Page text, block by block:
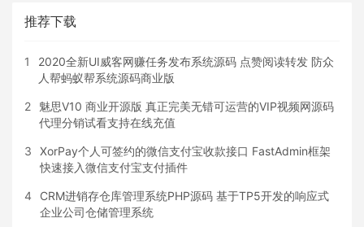
推荐下载
1
2020全新UI威客网赚任务发布系统源码 点赞阅读转发 防众
人帮蚂蚁帮系统源码商业版
2
魅思V10 商业开源版 真正完美无错可运营的VIP视频网源码
代理分销试看支持在线充值
3
XorPay个人可签约的微信支付宝收款接口 FastAdmin框架
快速接入微信支付宝支付插件
4
CRM进销存仓库管理系统PHP源码 基于TP5开发的响应式
企业公司仓储管理系统